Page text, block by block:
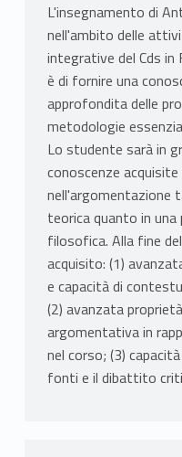
L'insegnamento di
nell'ambito delle
integrative del Cds
è di fornire una
approfondita delle
metodologie
Lo studente sarà in
conoscenze
nell'argomentazione
teorica quanto in
filosofica. Alla fine
acquisito: (1)
e capacità di
(2) avanzata
argomentativa in
nel corso; (3)
fonti e il dibattito